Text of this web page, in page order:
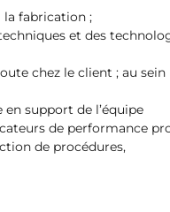
la fabrication ;
et des
chez le client ; au sein
support de l’équipe
de performance
de procédures,